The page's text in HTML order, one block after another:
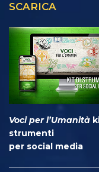
SCARICA
Voci per l’Umanità
strumenti
per social media